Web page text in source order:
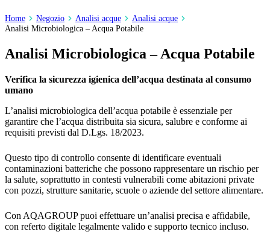
Home Negozio Analisi acque
Analisi acque
Analisi Microbiologica – Acqua Potabile
Analisi Microbiologica – Acqua Potabile
Verifica la sicurezza igienica dell’acqua destinata al consumo
umano
L’analisi microbiologica dell’acqua potabile è essenziale per
garantire che l’acqua distribuita sia sicura, salubre e conforme ai
requisiti previsti dal D.Lgs. 18/2023.
Questo tipo di controllo consente di identificare eventuali
contaminazioni batteriche che possono rappresentare un rischio per
la salute, soprattutto in contesti vulnerabili come abitazioni private
con pozzi, strutture sanitarie, scuole o aziende del settore alimentare.
Con AQAGROUP puoi effettuare un’analisi precisa e affidabile,
con referto digitale legalmente valido e supporto tecnico incluso.